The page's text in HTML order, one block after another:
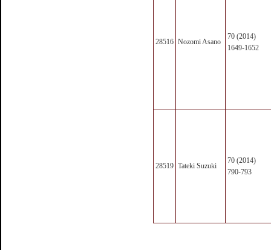
28516 Nozomi Asano
70 (2014)
1649-1652
28519 Tateki Suzuki
70 (2014)
790-793